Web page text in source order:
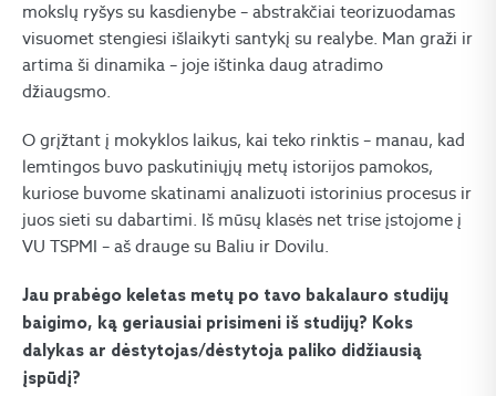
mokslų ryšys su kasdienybe – abstrakčiai teorizuodamas
visuomet stengiesi išlaikyti santykį su realybe. Man graži ir
artima ši dinamika – joje ištinka daug atradimo
džiaugsmo.
O grįžtant į mokyklos laikus, kai teko rinktis – manau, kad
lemtingos buvo paskutiniųjų metų istorijos pamokos,
kuriose buvome skatinami analizuoti istorinius procesus ir
juos sieti su dabartimi. Iš mūsų klasės net trise įstojome į
VU TSPMI – aš drauge su Baliu ir Dovilu.
Jau prabėgo keletas metų po tavo bakalauro studijų
baigimo, ką geriausiai prisimeni iš studijų? Koks
dalykas ar dėstytojas/dėstytoja paliko didžiausią
įspūdį?